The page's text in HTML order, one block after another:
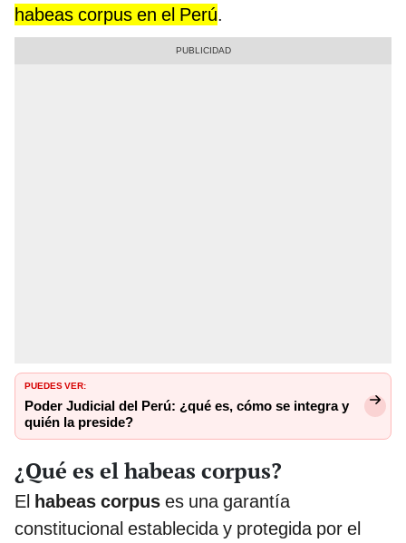
habeas corpus en el Perú.
PUEDES VER:
Poder Judicial del Perú: ¿qué es, cómo se integra y
quién la preside?
¿Qué es el habeas corpus?
El habeas corpus es una garantía
constitucional establecida y protegida por el